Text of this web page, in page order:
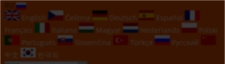
English
Čeština Deutsch
Español
Français
Italiano Magyar Nederlands
Polski
Português
Slovenčina Türkçe
Русский
中文
한국의